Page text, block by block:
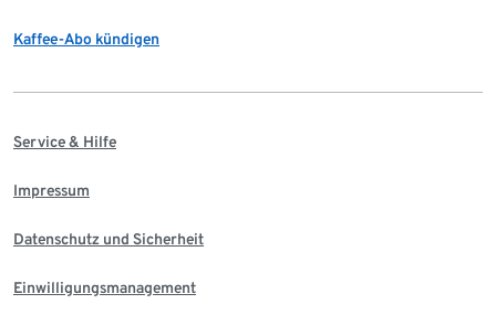
Kaffee-Abo kündigen
Service & Hilfe
Impressum
Datenschutz und Sicherheit
Einwilligungsmanagement